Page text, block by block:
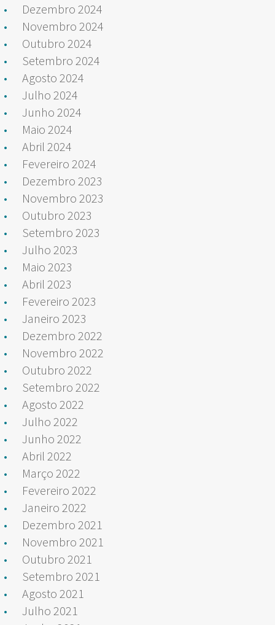
Dezembro 2024
Novembro 2024
Outubro 2024
Setembro 2024
Agosto 2024
Julho 2024
Junho 2024
Maio 2024
Abril 2024
Fevereiro 2024
Dezembro 2023
Novembro 2023
Outubro 2023
Setembro 2023
Julho 2023
Maio 2023
Abril 2023
Fevereiro 2023
Janeiro 2023
Dezembro 2022
Novembro 2022
Outubro 2022
Setembro 2022
Agosto 2022
Julho 2022
Junho 2022
Abril 2022
Março 2022
Fevereiro 2022
Janeiro 2022
Dezembro 2021
Novembro 2021
Outubro 2021
Setembro 2021
Agosto 2021
Julho 2021